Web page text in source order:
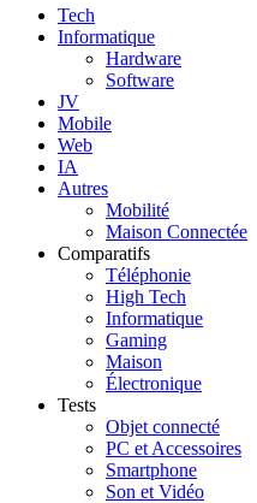
Tech
Informatique
Hardware
Software
JV
Mobile
Web
IA
Autres
Mobilité
Maison Connectée
Comparatifs
Téléphonie
High Tech
Informatique
Gaming
Maison
Électronique
Tests
Objet connecté
PC et Accessoires
Smartphone
Son et Vidéo